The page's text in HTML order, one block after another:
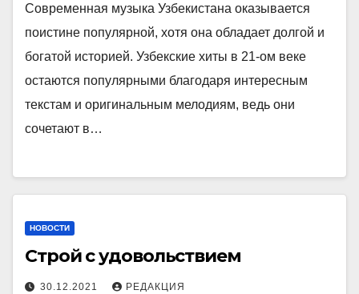
Современная музыка Узбекистана оказывается
поистине популярной, хотя она обладает долгой и
богатой историей. Узбекские хиты в 21-ом веке
остаются популярными благодаря интересным
текстам и оригинальным мелодиям, ведь они
сочетают в…
НОВОСТИ
Строй с удовольствием
30.12.2021 РЕДАКЦИЯ